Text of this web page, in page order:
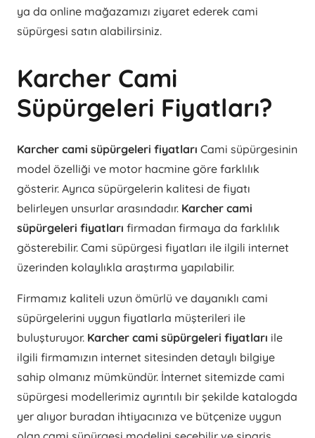
ya da online mağazamızı ziyaret ederek cami
süpürgesi satın alabilirsiniz.
Karcher Cami
Süpürgeleri Fiyatları?
Karcher cami süpürgeleri fiyatları Cami süpürgesinin
model özelliği ve motor hacmine göre farklılık
gösterir. Ayrıca süpürgelerin kalitesi de fiyatı
belirleyen unsurlar arasındadır. Karcher cami
süpürgeleri fiyatları firmadan firmaya da farklılık
gösterebilir. Cami süpürgesi fiyatları ile ilgili internet
üzerinden kolaylıkla araştırma yapılabilir.
Firmamız kaliteli uzun ömürlü ve dayanıklı cami
süpürgelerini uygun fiyatlarla müşterileri ile
buluşturuyor. Karcher cami süpürgeleri fiyatları ile
ilgili firmamızın internet sitesinden detaylı bilgiye
sahip olmanız mümkündür. İnternet sitemizde cami
süpürgesi modellerimiz ayrıntılı bir şekilde katalogda
yer alıyor buradan ihtiyacınıza ve bütçenize uygun